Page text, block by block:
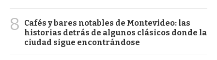
8
Cafés y bares notables de Montevideo: las
historias detrás de algunos clásicos donde la
ciudad sigue encontrándose